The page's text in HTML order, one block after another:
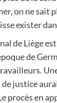
on ne sait
exister
de Liège
de
de justice
procès en